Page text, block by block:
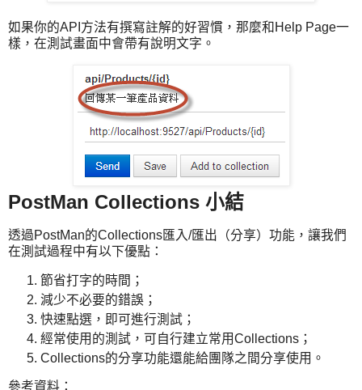
如果你的API方法有撰寫註解的好習慣，那麼和Help Page一
樣，在測試畫面中會帶有說明文字。
PostMan Collections 小結
透過PostMan的Collections匯入/匯出（分享）功能，讓我們
在測試過程中有以下優點：
節省打字的時間；
減少不必要的錯誤；
快速點選，即可進行測試；
經常使用的測試，可自行建立常用Collections；
Collections的分享功能還能給團隊之間分享使用。
參考資料：